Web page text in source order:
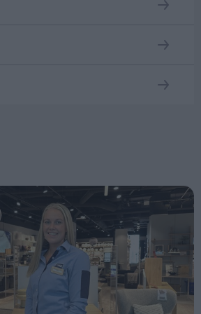
nemmere for vores
Danmark.
blandt andet i kølvandet på en
så højt. Vi vil fortsat
og skabe initiativer,
for medarbejderne – som
barnets første skoledag, siger